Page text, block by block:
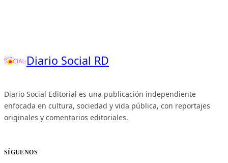
Diario Social RD
Diario Social Editorial es una publicación independiente
enfocada en cultura, sociedad y vida pública, con reportajes
originales y comentarios editoriales.
SÍGUENOS